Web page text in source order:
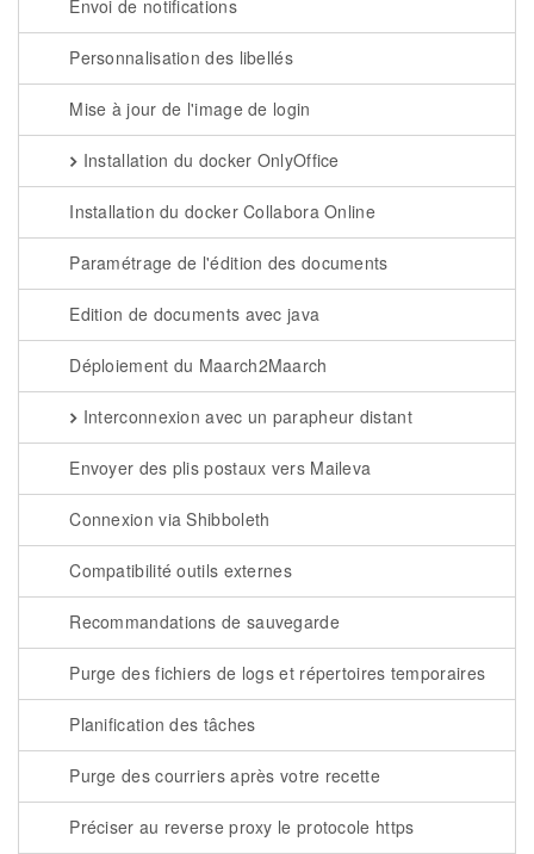
Envoi de notifications
Personnalisation des libellés
Mise à jour de l'image de login
Installation du docker OnlyOffice
Installation du docker Collabora Online
Paramétrage de l'édition des documents
Edition de documents avec java
Déploiement du Maarch2Maarch
Interconnexion avec un parapheur distant
Envoyer des plis postaux vers Maileva
Connexion via Shibboleth
Compatibilité outils externes
Recommandations de sauvegarde
Purge des fichiers de logs et répertoires temporaires
Planification des tâches
Purge des courriers après votre recette
Préciser au reverse proxy le protocole https